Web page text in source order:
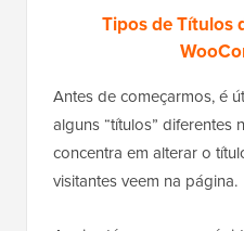
Tipos de Títulos
Antes de começarmos, é
alguns “títulos” diferentes
concentra em alterar o
visitantes veem na página.